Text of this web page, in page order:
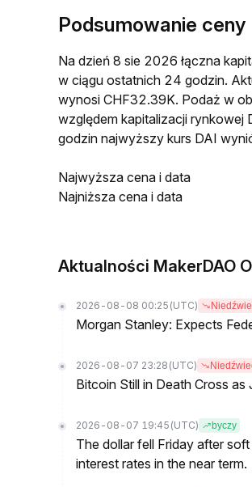
Podsumowanie ceny
Na dzień 8 sie 2026 łączna
w ciągu ostatnich 24 godzin.
wynosi CHF32.39K. Podaż w
względem kapitalizacji
godzin najwyższy kurs DAI
Najwyższa cena i data
Najniższa cena i data
Aktualności MakerDAO
2026-08-08 00:25 (UTC)
Morgan Stanley: Expects
2026-08-07 23:28 (UTC)
Bitcoin Still in Death Cross
2026-08-07 19:45 (UTC) byczy
The dollar fell Friday after
interest rates in the near term.